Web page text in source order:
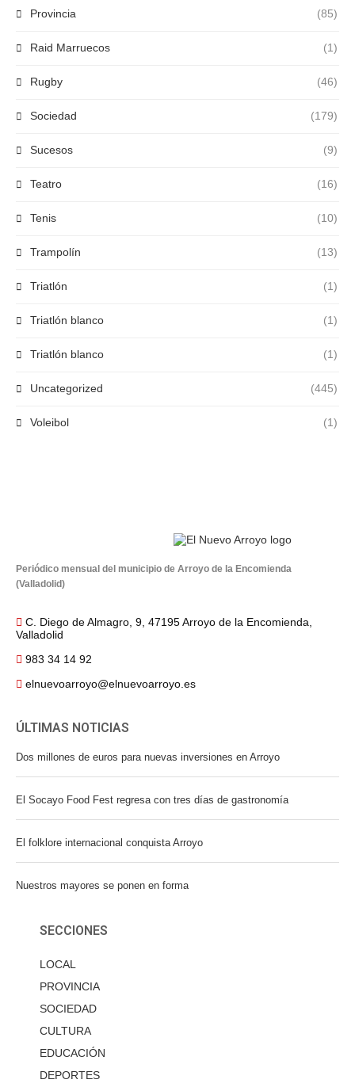
Provincia (85)
Raid Marruecos (1)
Rugby (46)
Sociedad (179)
Sucesos (9)
Teatro (16)
Tenis (10)
Trampolín (13)
Triatlón (1)
Triatlón blanco (1)
Triatlón blanco (1)
Uncategorized (445)
Voleibol (1)
Periódico mensual del municipio de Arroyo de la Encomienda
(Valladolid)
C. Diego de Almagro, 9, 47195 Arroyo de la Encomienda,
Valladolid
983 34 14 92
elnuevoarroyo@elnuevoarroyo.es
ÚLTIMAS NOTICIAS
Dos millones de euros para nuevas inversiones en Arroyo
El Socayo Food Fest regresa con tres días de gastronomía
El folklore internacional conquista Arroyo
Nuestros mayores se ponen en forma
SECCIONES
LOCAL
PROVINCIA
SOCIEDAD
CULTURA
EDUCACIÓN
DEPORTES